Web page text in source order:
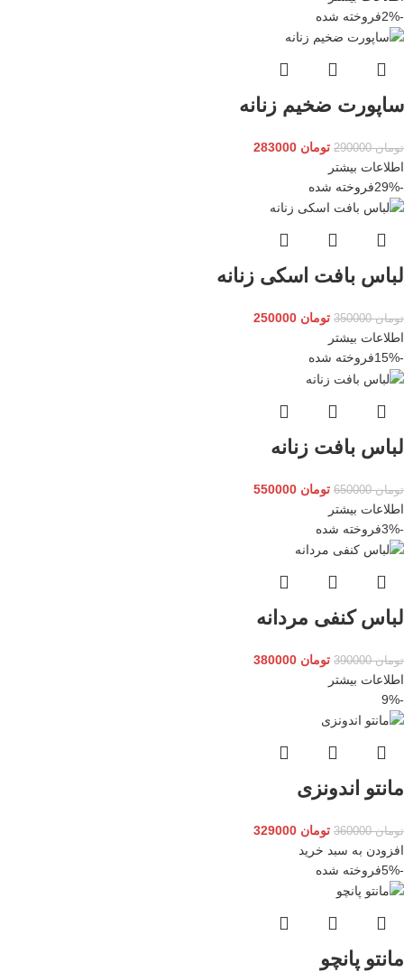
-2%
فروخته شده
ساپورت ضخیم زنانه
تومان290000 تومان
اطلاعات بیشتر
-29%
فروخته شده
لباس بافت اسکی زنانه
تومان350000 تومان
اطلاعات بیشتر
-15%
فروخته شده
لباس بافت زنانه
تومان650000 تومان
اطلاعات بیشتر
-3%
فروخته شده
لباس کنفی مردانه
تومان390000 تومان
اطلاعات بیشتر
-9%
مانتو اندونزی
تومان360000 تومان
افزودن به سبد خرید
-5%
فروخته شده
مانتو پانچو